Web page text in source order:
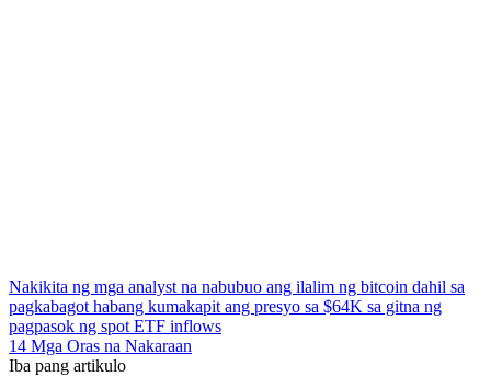
Nakikita ng mga analyst na nabubuo ang ilalim ng bitcoin dahil sa
pagkabagot habang kumakapit ang presyo sa $64K sa gitna ng
pagpasok ng spot ETF inflows
14 Mga Oras na Nakaraan
Iba pang artikulo